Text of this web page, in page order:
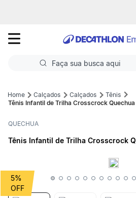
Faça sua busca aqui
4ºVolei
º
Calçados Calçados
Tênis
Tênis Infantil de Trilha Crosscrock
QUECHUA
Tênis Infantil de Trilha Crosscrock
5%